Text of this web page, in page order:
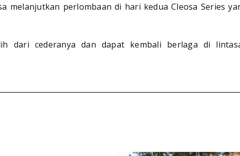
melanjutkan perlombaan di hari kedua Cleosa Series
dari cederanya dan dapat kembali berlaga di